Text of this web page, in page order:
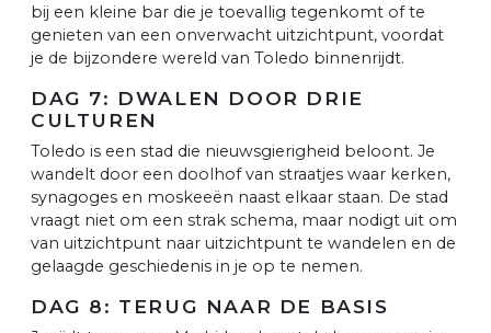
bij een kleine bar die je toevallig tegenkomt of te
genieten van een onverwacht uitzichtpunt, voordat
je de bijzondere wereld van Toledo binnenrijdt.
DAG 7: DWALEN DOOR DRIE
CULTUREN
Toledo is een stad die nieuwsgierigheid beloont. Je
wandelt door een doolhof van straatjes waar kerken,
synagoges en moskeeën naast elkaar staan. De stad
vraagt niet om een strak schema, maar nodigt uit om
van uitzichtpunt naar uitzichtpunt te wandelen en de
gelaagde geschiedenis in je op te nemen.
DAG 8: TERUG NAAR DE BASIS